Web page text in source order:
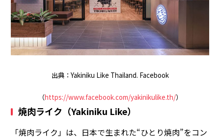
出典：Yakiniku Like Thailand. Facebook
（https://www.facebook.com/yakinikulike.th/）
焼肉ライク（Yakiniku Like）
「焼肉ライク」は、日本で生まれた“ひとり焼肉”をコン